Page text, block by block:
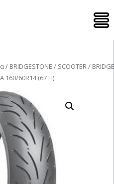
/ BRIDGESTONE / SCOOTER/
160/60R14 (67 H)